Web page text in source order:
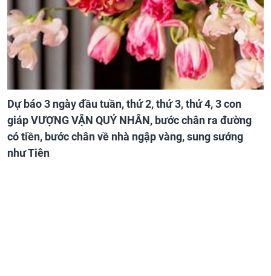
Dự báo 3 ngày đầu tuần, thứ 2, thứ 3, thứ 4, 3 con
giáp VƯỢNG VẬN QUÝ NHÂN, bước chân ra đường
có tiền, bước chân về nhà ngập vàng, sung sướng
như Tiên